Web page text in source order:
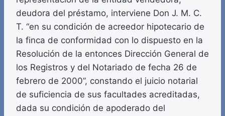
deudora del préstamo, interviene Don J. M. C.
T. “en su condición de acreedor hipotecario de
la finca de conformidad con lo dispuesto en la
Resolución de la entonces Dirección General de
los Registros y del Notariado de fecha 26 de
febrero de 2000”, constando el juicio notarial
de suficiencia de sus facultades acreditadas,
dada su condición de apoderado del